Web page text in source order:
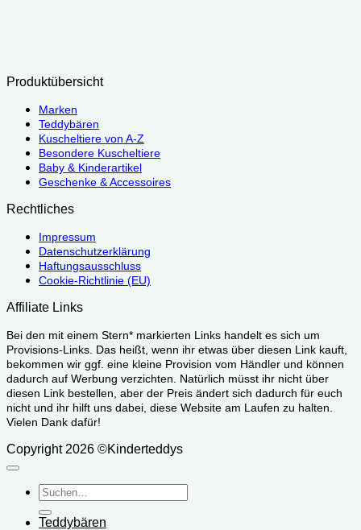
Produktübersicht
Marken
Teddybären
Kuscheltiere von A-Z
Besondere Kuscheltiere
Baby & Kinderartikel
Geschenke & Accessoires
Rechtliches
Impressum
Datenschutzerklärung
Haftungsausschluss
Cookie-Richtlinie (EU)
Affiliate Links
Bei den mit einem Stern* markierten Links handelt es sich um
Provisions-Links. Das heißt, wenn ihr etwas über diesen Link kauft,
bekommen wir ggf. eine kleine Provision vom Händler und können
dadurch auf Werbung verzichten. Natürlich müsst ihr nicht über
diesen Link bestellen, aber der Preis ändert sich dadurch für euch
nicht und ihr hilft uns dabei, diese Website am Laufen zu halten.
Vielen Dank dafür!
Copyright 2026 ©Kinderteddys
Suchen
nach:
Teddybären